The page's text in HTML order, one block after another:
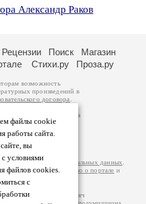
Александр Раков
файлы cookie
работы сайта.
вы
с условиями
файлов cookies.
с
Рецензии Поиск
Магазин
Стихи.ру Проза.ру
возможность
произведений в
договора
принадлежат авторам
произведений возможна
вы можете
Ответственность за
на
обработки персональных данных
подробнуюинформацию о портале и
– порядка 100 тысяч